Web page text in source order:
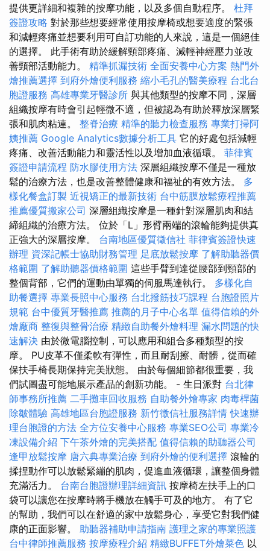
提供更詳細和複雜的按摩功能，以及多個自動程序。 杜拜
簽證攻略 對於那些想要經常使用按摩椅或想要適度的緊張
和減輕疼痛並想要利用可自訂功能的人來說，這是一個絕佳
的選擇。 此手術有助於緩解頸部疼痛、減輕神經壓力並改
善頸部活動能力。 精準抓漏技術 全面安養中心方案 熱門外
燴推薦選擇 到府外燴便利服務 縮小毛孔的醫美療程 台北台
胞證服務 高雄專業牙醫診所 與其他類型的按摩不同，深層
組織按摩有時會引起輕微不適，但被認為有助於釋放深層緊
張和肌肉粘連。 整脊治療 精準的聽力檢查服務 專業打掃阿
姨推薦 Google Analytics數據分析工具 它的好處包括減輕
疼痛、改善活動能力和靈活性以及增加血液循環。 菲律賓
簽證申請流程 防水膠使用方法 深層組織按摩不僅是一種放
鬆的治療方法，也是改善整體健康和福祉的有效方法。 多
樣化餐盒訂製 近視矯正的最新技術 台中筋膜放鬆療程推薦
推薦優質搬家公司 深層組織按摩是一種針對深層肌肉和結
締組織的治療方法。 位於「L」形臂兩端的滾輪能夠提供真
正強大的深層按摩。 台南地區優質徵信社 菲律賓簽證快速
辦理 資深記帳士協助財務管理 足底放鬆按摩 了解助聽器價
格範圍 了解助聽器價格範圍 這些手臂到達從腰部到頸部的
整個背部，它們的運動由單獨的伺服馬達執行。 多樣化自
助餐選擇 專業長照中心服務 台北撥筋技巧課程 台胞證照片
規範 台中優質牙醫推薦 推薦的月子中心名單 值得信賴的外
燴廠商 整復與整骨治療 精緻自助餐外燴料理 漏水問題的快
速解決 由於微電腦控制，可以應用和組合多種類型的按
摩。 PU皮革不僅柔軟有彈性，而且耐刮擦、耐髒，從而確
保扶手椅長期保持完美狀態。 由於每個細節都很重要，我
們試圖盡可能地展示產品的創新功能。 - 生日派對 台北律
師事務所推薦 二手攤車回收服務 自助餐外燴專家 肉毒桿菌
除皺體驗 高雄地區台胞證服務 新竹徵信社服務詳情 快速辦
理台胞證的方法 全方位安養中心服務 專業SEO公司 專業冷
凍設備介紹 下午茶外燴的完美搭配 值得信賴的助聽器公司
逢甲放鬆按摩 唐六典專業治療 到府外燴的便利選擇 滾輪的
揉捏動作可以放鬆緊繃的肌肉，促進血液循環，讓整個身體
充滿活力。 台南台胞證辦理詳細資訊 按摩椅左扶手上的口
袋可以讓您在按摩時將手機放在觸手可及的地方。 有了它
的幫助，我們可以在舒適的家中放鬆身心，享受它對我們健
康的正面影響。 助聽器補助申請指南 護理之家的專業照護
台中律師推薦服務 按摩療程介紹 精緻BUFFET外燴菜色 以